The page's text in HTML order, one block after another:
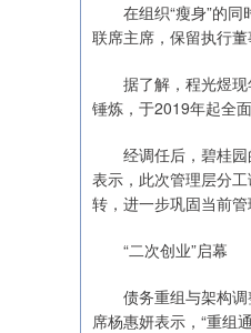
在组织“瘦身”的同
联席主席，保留执行
据了解，程光煜现
锤炼，于2019年起全
经调任后，碧桂园
表示，此次管理层分
转，进一步巩固当前
“二次创业”启幕
债务重组与架构调
席杨惠妍表示，“重组